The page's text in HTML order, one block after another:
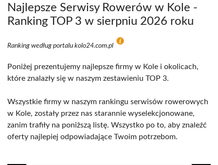
Najlepsze Serwisy Rowerów w Kole -
Ranking TOP 3 w sierpniu 2026 roku
Ranking według portalu kolo24.com.pl
Poniżej prezentujemy najlepsze firmy w Kole i okolicach,
które znalazły się w naszym zestawieniu TOP 3.
Wszystkie firmy w naszym rankingu serwisów rowerowych
w Kole, zostały przez nas starannie wyselekcjonowane,
zanim trafiły na poniższą listę. Wszystko po to, aby znaleźć
oferty najlepiej odpowiadające Twoim potrzebom.